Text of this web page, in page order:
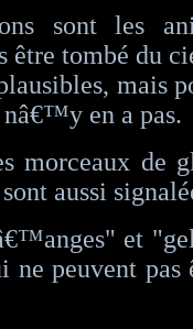
sont les
être tombé du
mais
nâ€™y en a pas.
morceaux de
aussi
et
ne peuvent pas